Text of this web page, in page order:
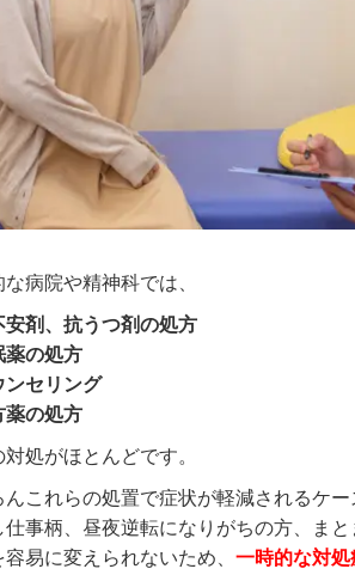
病院や精神科では、
安剤、抗うつ剤の処方
薬の処方
ンセリング
薬の処方
対処がほとんどです。
んこれらの処置で症状が軽減されるケー
仕事柄、昼夜逆転になりがちの方、ま
易に変えられないため、 一時的な対処